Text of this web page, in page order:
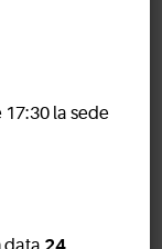
17:30 la sede